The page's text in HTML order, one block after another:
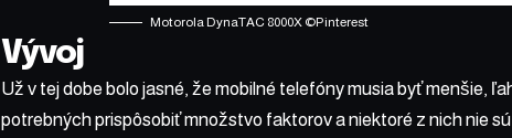
Motorola DynaTAC 8000X ©Pinterest
Vývoj
Už v tej dobe bolo jasné, že mobilné telefóny musia byť menšie,
potrebných prispôsobiť množstvo faktorov a niektoré z nich nie